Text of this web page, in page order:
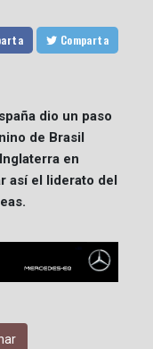
Comparta
dio un paso
de Brasil
en
así el liderato del